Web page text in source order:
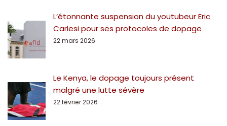
L’étonnante suspension du youtubeur Eric
Carlesi pour ses protocoles de dopage
22 mars 2026
Le Kenya, le dopage toujours présent
malgré une lutte sévère
22 février 2026